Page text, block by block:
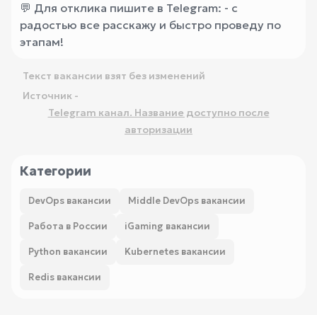
💬 Для отклика пишите в Telegram: - с
радостью все расскажу и быстро проведу по
этапам!
Текст вакансии взят без изменений
Источник -
Telegram канал. Название доступно после
авторизации
Категории
DevOps вакансии Middle DevOps вакансии
Работа в России iGaming вакансии
Python вакансии Kubernetes вакансии
Redis вакансии